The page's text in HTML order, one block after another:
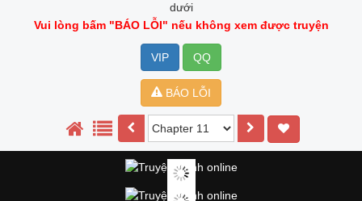
dưới
Vui lòng bấm "BÁO LỖI" nếu không xem được truyện
VIP QQ
BÁO LỖI